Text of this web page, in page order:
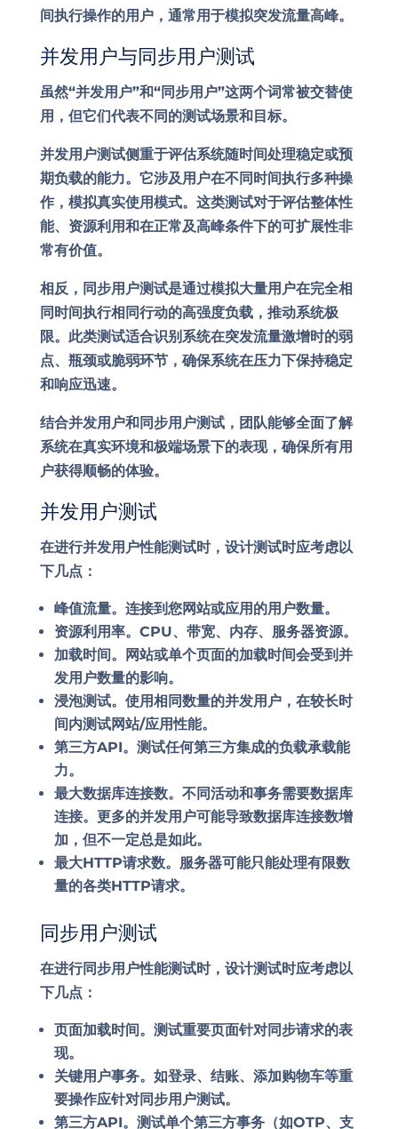
间执行操作的用户，通常用于模拟突发流量高峰。
并发用户与同步用户测试
虽然“并发用户”和“同步用户”这两个词常被交替使
用，但它们代表不同的测试场景和目标。
并发用户测试侧重于评估系统随时间处理稳定或预
期负载的能力。它涉及用户在不同时间执行多种操
作，模拟真实使用模式。这类测试对于评估整体性
能、资源利用和在正常及高峰条件下的可扩展性非
常有价值。
相反，同步用户测试是通过模拟大量用户在完全相
同时间执行相同行动的高强度负载，推动系统极
限。此类测试适合识别系统在突发流量激增时的弱
点、瓶颈或脆弱环节，确保系统在压力下保持稳定
和响应迅速。
结合并发用户和同步用户测试，团队能够全面了解
系统在真实环境和极端场景下的表现，确保所有用
户获得顺畅的体验。
并发用户测试
在进行并发用户性能测试时，设计测试时应考虑以
下几点：
峰值流量。连接到您网站或应用的用户数量。
资源利用率。CPU、带宽、内存、服务器资源。
加载时间。网站或单个页面的加载时间会受到并
发用户数量的影响。
浸泡测试。使用相同数量的并发用户，在较长时
间内测试网站/应用性能。
第三方API。测试任何第三方集成的负载承载能
力。
最大数据库连接数。不同活动和事务需要数据库
连接。更多的并发用户可能导致数据库连接数增
加，但不一定总是如此。
最大HTTP请求数。服务器可能只能处理有限数
量的各类HTTP请求。
同步用户测试
在进行同步用户性能测试时，设计测试时应考虑以
下几点：
页面加载时间。测试重要页面针对同步请求的表
现。
关键用户事务。如登录、结账、添加购物车等重
要操作应针对同步用户测试。
第三方API。测试单个第三方事务（如OTP、支